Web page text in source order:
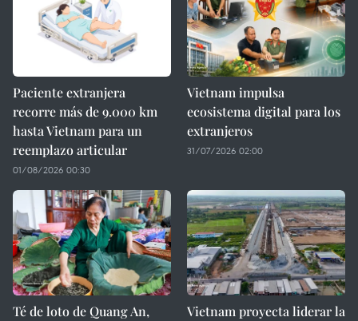
Paciente extranjera
recorre más de 9.000 km
hasta Vietnam para un
reemplazo articular
01/08/2026 00:30
Vietnam impulsa
ecosistema digital para los
extranjeros
31/07/2026 02:00
Té de loto de Quang An,
Vietnam proyecta liderar la